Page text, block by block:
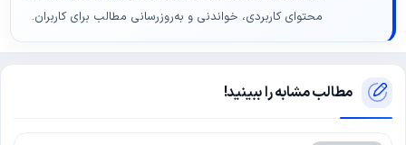
محتوای کاربردی، خواندنی و به‌روزرسانی مطالب برای کاربران.
مطالب مشابه را ببینید!